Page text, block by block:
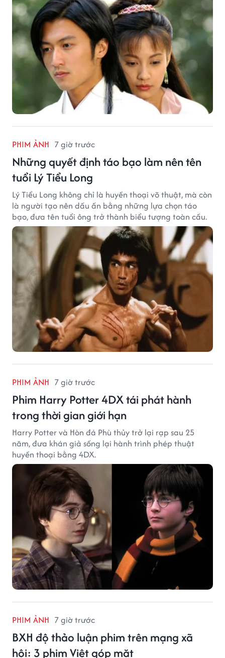
PHIM ẢNH 7 giờ trước
Những quyết định táo bạo làm nên tên
tuổi Lý Tiểu Long
Lý Tiểu Long không chỉ là huyền thoại võ thuật, mà còn
là người tạo nên dấu ấn bằng những lựa chọn táo
bạo, đưa tên tuổi ông trở thành biểu tượng toàn cầu.
PHIM ẢNH 7 giờ trước
Phim Harry Potter 4DX tái phát hành
trong thời gian giới hạn
Harry Potter và Hòn đá Phù thủy trở lại rạp sau 25
năm, đưa khán giả sống lại hành trình phép thuật
huyền thoại bằng 4DX.
PHIM ẢNH 7 giờ trước
BXH độ thảo luận phim trên mạng xã
hội: 3 phim Việt góp mặt